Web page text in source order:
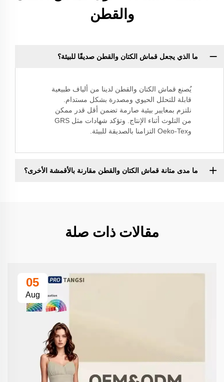
والقطن
ما الذي يجعل قماش الكتان والقطن صديقًا للبيئة؟
يُصنع قماش الكتان والقطن لدينا من ألياف طبيعية
قابلة للتحلل الحيوي ومصدرة بشكل مستدام.
نلتزم بمعايير بيئية صارمة تضمن أقل قدر ممكن
من التلوث أثناء الإنتاج. وتؤكد شهادات مثل GRS
وOeko-Tex التزامنا بالصديقة للبيئة.
ما مدى متانة قماش الكتان والقطن مقارنة بالأقمشة الأخرى؟
مقالات ذات صلة
05
Aug